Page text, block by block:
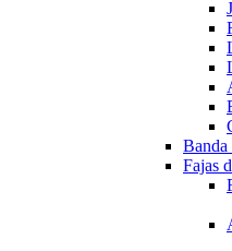
Fajas